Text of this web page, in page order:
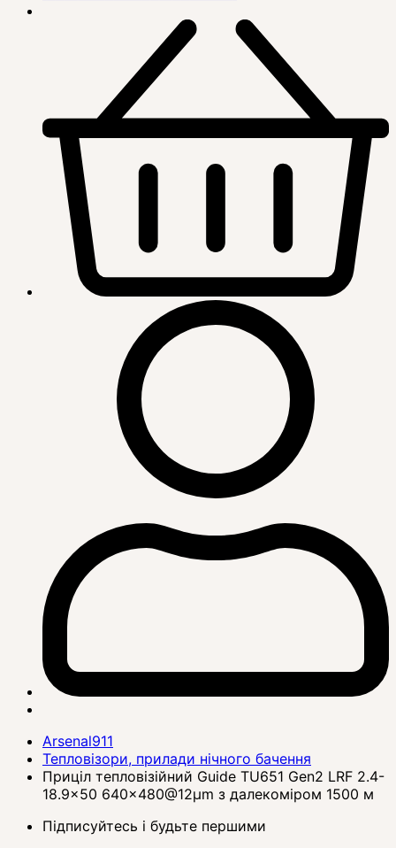
Arsenal911
Тепловізори, прилади нічного бачення
Приціл тепловізійний Guide TU651 Gen2 LRF 2.4-
18.9x50 640x480@12μm з далекоміром 1500 м
Підписуйтесь і будьте першими